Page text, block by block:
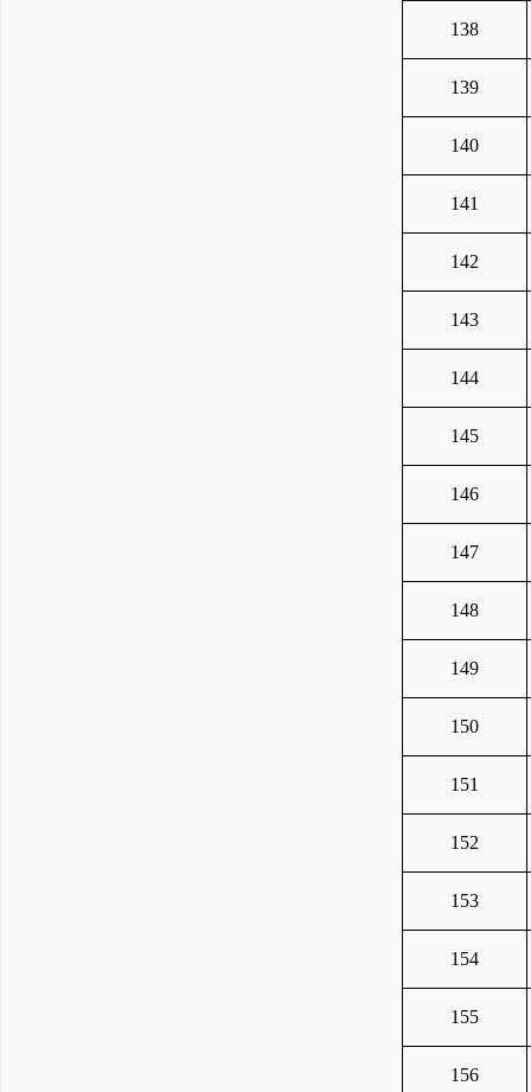
138
139
140
141
142
143
144
145
146
147
148
149
150
151
152
153
154
155
156